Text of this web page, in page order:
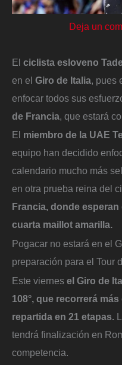
Deja un
El ciclista esloveno
en el Giro de Italia, pues
enfocar todos sus
de Francia, que estará
El miembro de la UAE
equipo han decidido
calendario mucho más
en otra prueba reina del
Francia, donde
cuarta maillot amarilla.
Pogacar no estará en el
preparación para el Tour
Este viernes el Giro de
108°, que recorrerá
repartida en 21 etapas.
tendrá finalización en
competencia.